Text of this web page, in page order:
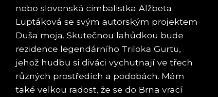
nebo slovenská cimbalistka Alžbeta
Luptáková se svým autorským projektem
Duša moja. Skutečnou lahůdkou bude
rezidence legendárního Triloka Gurtu,
jehož hudbu si diváci vychutnají ve třech
různých prostředích a podobách. Mám
také velkou radost, že se do Brna vrací